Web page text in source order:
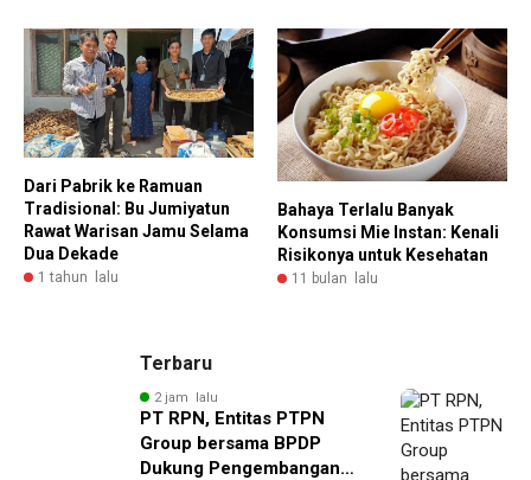
Dari Pabrik ke Ramuan
Tradisional: Bu Jumiyatun
Rawat Warisan Jamu Selama
Dua Dekade
1 tahun lalu
Bahaya Terlalu Banyak
Konsumsi Mie Instan: Kenali
Risikonya untuk Kesehatan
11 bulan lalu
Terbaru
2 jam lalu
PT RPN, Entitas PTPN
Group bersama BPDP
Dukung Pengembangan